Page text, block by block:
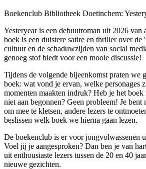
Boekenclub Bibliotheek Doetinchem:
Yesteryear is een debuutroman uit 2026
boek is een duistere satire en thriller over
cultuur en de schaduwzijden van social
genoeg stof biedt voor een mooie discussie!
Tijdens de volgende bijeenkomst praten we
boek: wat vond je ervan, welke personages
momenten maakten indruk? Heb je het
niet aan begonnen? Geen probleem! Je
om mee te kletsen, andere lezers te
beslissen welk boek we hierna gaan lezen.
De boekenclub is er voor jongvolwassenen
Voel jij je aangesproken? Dan ben je van
uit enthousiaste lezers tussen de 20 en 40
nieuwe gezichten.